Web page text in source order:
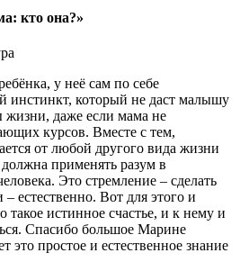
кто она?»
у неё сам по себе
инстинкт, который не даст малышу
жизни, даже если мама не
курсов. Вместе с тем,
от любой другого вида жизни
применять разум в
Это стремление – сделать
естественно. Вот для этого и
такое истинное счастье, и к нему и
Спасибо большое Марине
это простое и естественное знание